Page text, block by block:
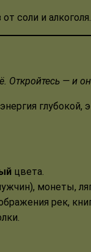
соли и
Откройтесь — и
цвета.
монеты,
рек,